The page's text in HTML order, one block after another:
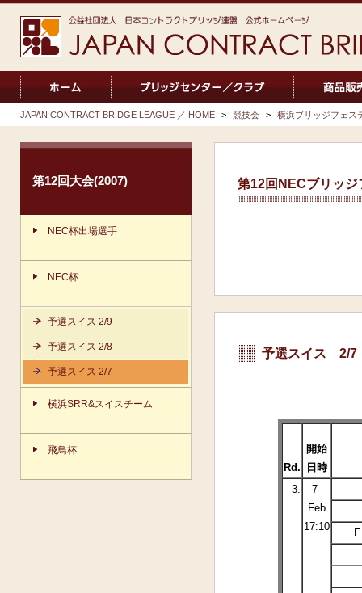
JAPAN CONTRACT BRIDGE LEAGUE ／ HOME > 競技会 > 横浜ブリッジフェス
第12回大会(2007)
NEC杯出場選手
NEC杯
予選スイス 2/9
予選スイス 2/8
予選スイス 2/7
横浜SRR&スイスチーム
飛鳥杯
第12回NECブリッジ
予選スイス 2/7
Rd.
開始
日時
3.
7-
Feb
17:10